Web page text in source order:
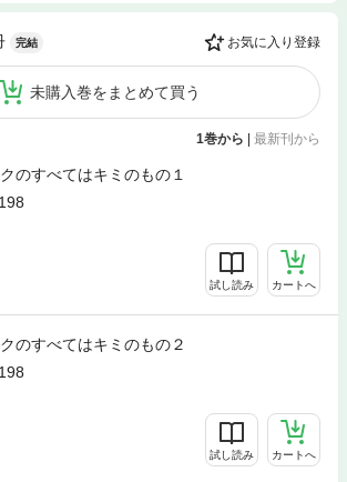
完結 お気に入り登録
未購入巻をまとめて買う
1巻から | 最新刊から
のすべてはキミのもの１
198
試し読み カートへ
のすべてはキミのもの２
198
試し読み カートへ